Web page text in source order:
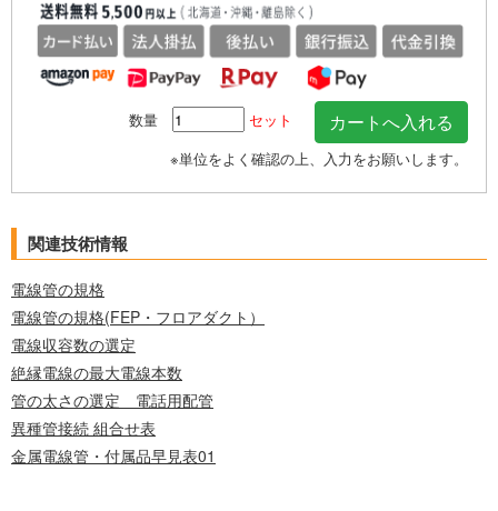
数量
セット
※単位をよく確認の上、入力をお願いします。
関連技術情報
電線管の規格
電線管の規格(FEP・フロアダクト）
電線収容数の選定
絶縁電線の最大電線本数
管の太さの選定 電話用配管
異種管接続 組合せ表
金属電線管・付属品早見表01